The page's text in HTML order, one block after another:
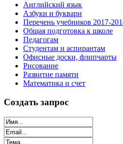
Английский язык
Азбуки и буквари
Перечень учебников 2017-
Общая подготовка к школе
Педагогам
Студентам и аспирантам
Офисные доски, флипчарты
Рисование
Развитие памяти
Математика и счет
Создать запрос